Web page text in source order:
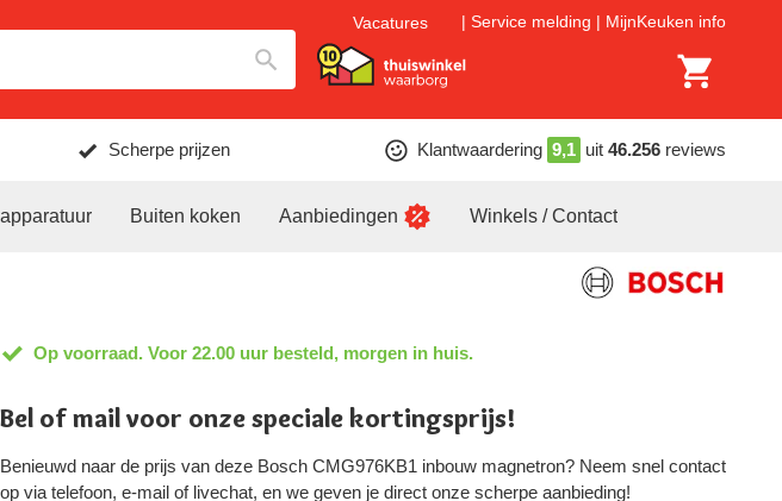
Vacatures Service melding MijnKeuken info
Scherpe prijzen Klantwaardering 9,1 uit 46.256 reviews
Buiten koken Aanbiedingen Winkels / Contact
Op voorraad. Voor 22.00 uur besteld, morgen in huis.
Bel of mail voor onze speciale kortingsprijs!
Benieuwd naar de prijs van deze Bosch CMG976KB1 inbouw magnetron? Neem snel contact
op via telefoon, e-mail of livechat, en we geven je direct onze scherpe aanbieding!